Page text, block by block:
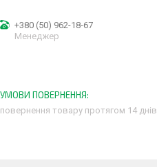
+380 (50) 962-18-67
Менеджер
повернення товару протягом 14 днів